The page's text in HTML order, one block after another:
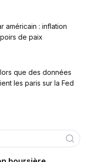
américain : inflation
de paix
que des données
les paris sur la Fed